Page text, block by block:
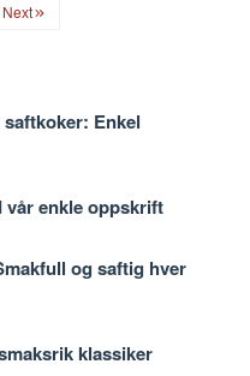
Next
Enkel
vår enkle oppskrift
og saftig hver
klassiker